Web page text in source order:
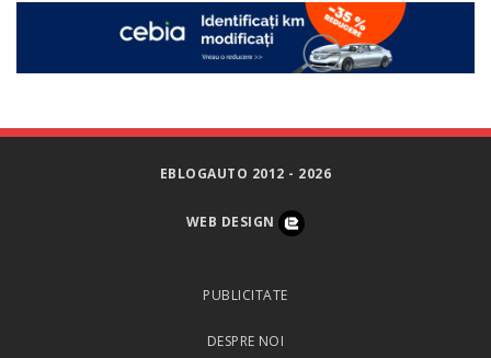
EBLOGAUTO 2012 - 2026
WEB DESIGN
PUBLICITATE
DESPRE NOI